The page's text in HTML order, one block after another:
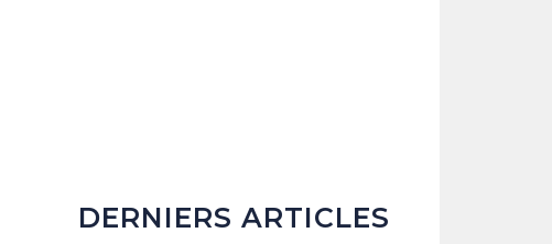
DERNIERS ARTICLES